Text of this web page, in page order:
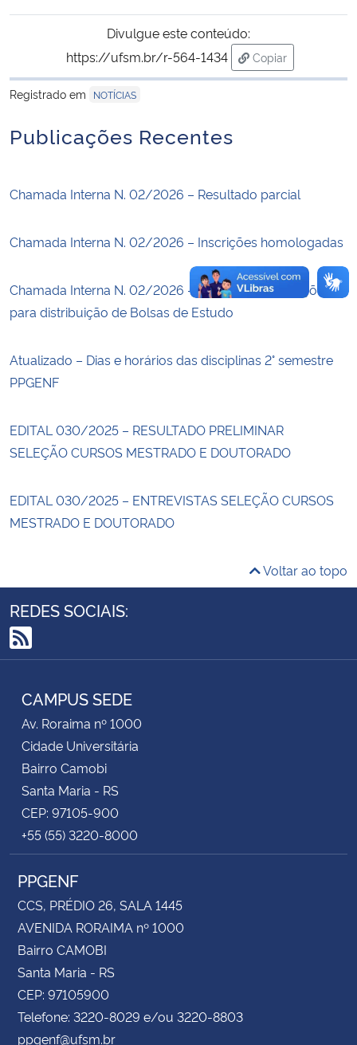
Secretaria de Governo
Gabinete de Segurança Institucional
Advocacia-Geral da União
Divulgue este conteúdo:
https://ufsm.br/r-564-1434
Copiar
para área de
Registrado em
NOTÍCIAS
Publicações Recentes
Chamada Interna N. 02/2026 – Resultado parcial
Chamada Interna N. 02/2026 – Inscrições homologadas
Chamada Interna N. 02/2026 – Abertura de inscrições
para distribuição de Bolsas de Estudo
Atualizado – Dias e horários das disciplinas 2° semestre
PPGENF
EDITAL 030/2025 – RESULTADO PRELIMINAR
SELEÇÃO CURSOS MESTRADO E DOUTORADO
EDITAL 030/2025 – ENTREVISTAS SELEÇÃO CURSOS
MESTRADO E DOUTORADO
Voltar ao topo
REDES SOCIAIS:
RSS
CAMPUS SEDE
Av. Roraima nº 1000
Cidade Universitária
Bairro Camobi
Santa Maria - RS
CEP: 97105-900
+55 (55) 3220-8000
PPGENF
CCS, PRÉDIO 26, SALA 1445
AVENIDA RORAIMA nº 1000
Bairro CAMOBI
Santa Maria - RS
CEP: 97105900
Telefone: 3220-8029 e/ou 3220-8803
ppgenf@ufsm.br